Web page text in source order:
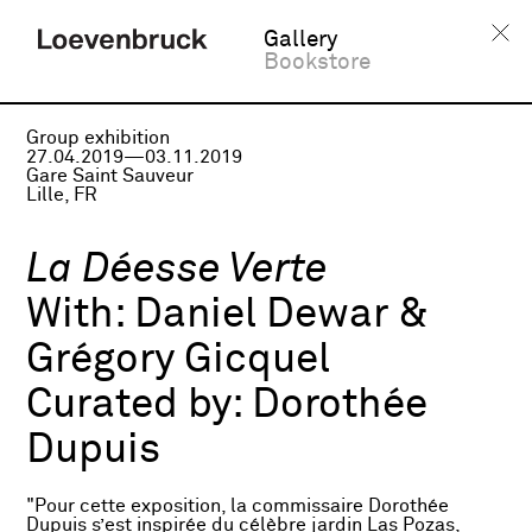
Gallery
Bookstore
Group exhibition
27.04.2019—03.11.2019
Gare Saint Sauveur
Lille, FR
La Déesse Verte
With: Daniel Dewar &
Grégory Gicquel
Curated by: Dorothée
Dupuis
"Pour cette exposition, la commissaire Dorothée
Dupuis s’est inspirée du célèbre jardin Las Pozas,